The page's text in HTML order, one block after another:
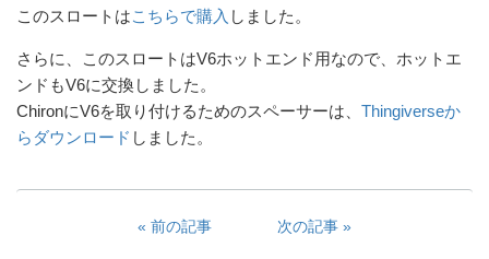
このスロートはこちらで購入 しました。
さらに、このスロートはV6ホットエンド用なので、ホットエ
ンドもV6に交換しました。
ChironにV6を取り付けるためのスペーサーは、 Thingiverseか
らダウンロード しました。
前の記事 次の記事